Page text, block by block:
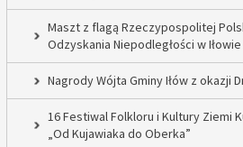
Maszt z flagą Rzeczypospolitej
Odzyskania Niepodległości w Iłowie
Nagrody Wójta Gminy Iłów z okazji
16 Festiwal Folkloru i Kultury Ziemi
„Od Kujawiaka do Oberka”